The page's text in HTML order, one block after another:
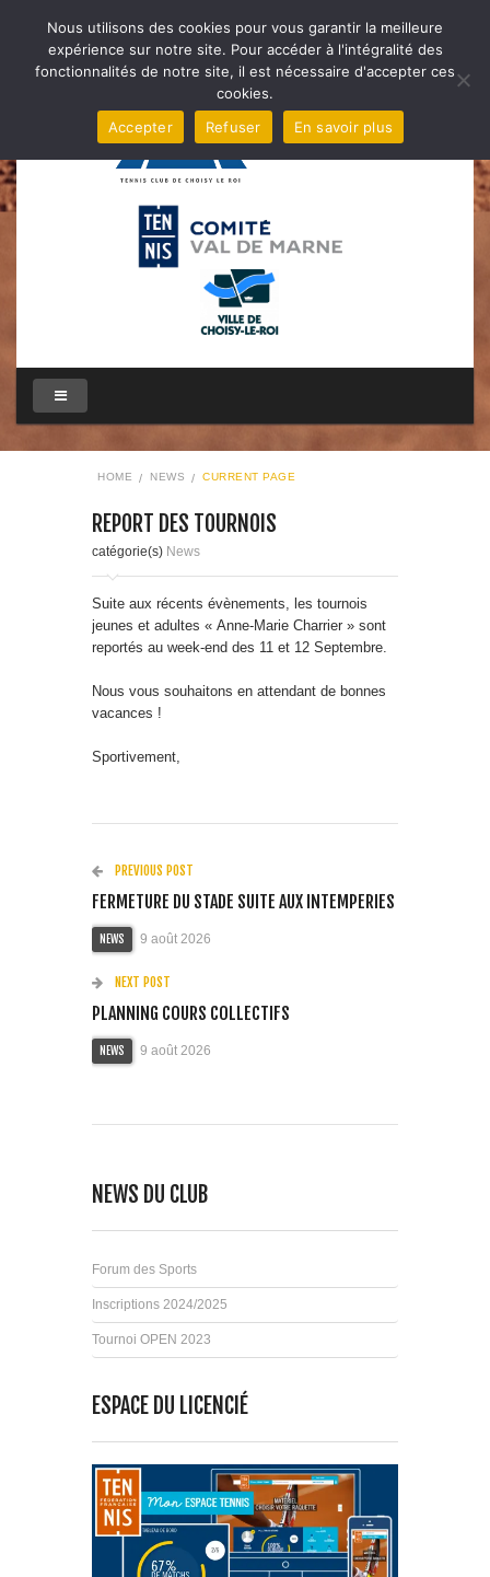
HOME NEWS CURRENT PAGE
REPORT DES TOURNOIS
catégorie(s) News
Suite aux récents évènements, les tournois
jeunes et adultes « Anne-Marie Charrier » sont
reportés au week-end des 11 et 12 Septembre.
Nous vous souhaitons en attendant de bonnes
vacances !
Sportivement,
PREVIOUS POST
FERMETURE DU STADE SUITE AUX INTEMPERIES
NEWS 9 août 2026
NEXT POST
PLANNING COURS COLLECTIFS
NEWS 9 août 2026
NEWS DU CLUB
Forum des Sports
Inscriptions 2024/2025
Tournoi OPEN 2023
ESPACE DU LICENCIÉ
Nous utilisons des cookies pour vous garantir la meilleure
expérience sur notre site. Pour accéder à l'intégralité des
fonctionnalités de notre site, il est nécessaire d'accepter ces
cookies.
Accepter
Refuser En savoir plus